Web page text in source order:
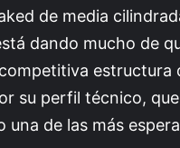
de media
dando mucho de
estructura
su perfil técnico,
una de las más